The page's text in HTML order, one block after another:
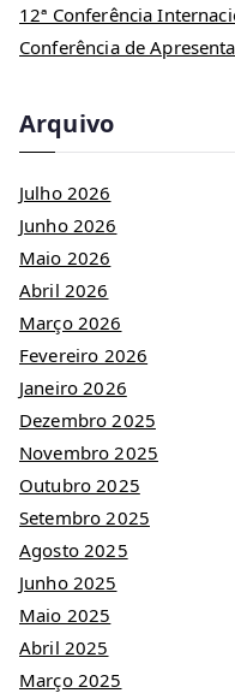
12ª Conferência
Conferência de
Arquivo
Julho 2026
Junho 2026
Maio 2026
Abril 2026
Março 2026
Fevereiro 2026
Janeiro 2026
Dezembro 2025
Novembro 2025
Outubro 2025
Setembro 2025
Agosto 2025
Junho 2025
Maio 2025
Abril 2025
Março 2025